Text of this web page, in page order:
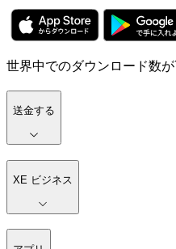
世界中でのダウンロード数
送金する
XE ビジネス